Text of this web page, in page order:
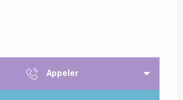
Appeler